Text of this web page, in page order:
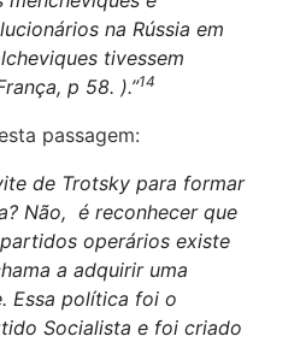
na Rússia em
tivessem
p 58. ).”14
passagem:
de Trotsky para formar
Não, é reconhecer que
operários existe
a adquirir uma
Essa política foi o
Socialista e foi criado